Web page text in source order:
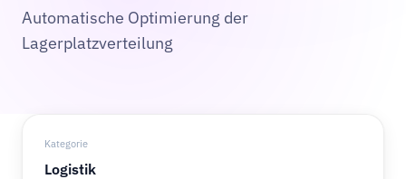
Automatische Optimierung der
Lagerplatzverteilung
Kategorie
Logistik